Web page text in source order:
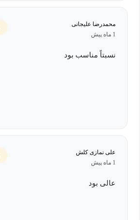
محمدرضا علیجانی
1 ماه پیش
نسبتاً مناسب بود
علی نمازی کلش
1 ماه پیش
عالی بود